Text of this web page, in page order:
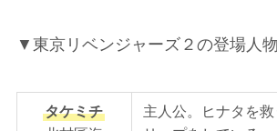
▼東京リベンジャーズ２の登場人物
タケミチ
主人公。ヒナタを